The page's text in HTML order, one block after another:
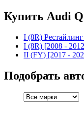
Купить Audi
I (8R) Рестайлинг
I (8R) [2008 -
II (FY) [2017 -
Подобрать